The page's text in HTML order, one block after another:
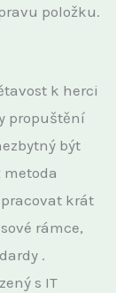
položku.
k herci
propuštění
být
metoda
krát
rámce,
.
s IT